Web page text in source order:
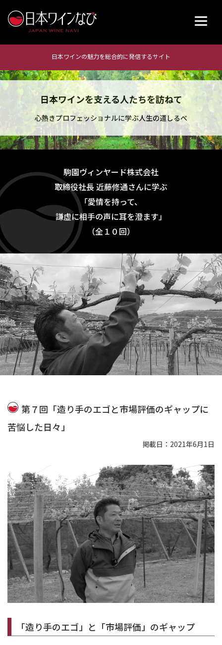
日本ワインの魅力を総合的に発信するサイト
日本ワインを支える人たちを訪ねて
心熱きプロフェッショナルに学ぶ人生の道しるべ
駒園ヴィンヤード株式会社
取締役社長 近藤修通さんに学ぶ
「愛情を持って、
謙虚に相手の声に耳を澄ます」
（全１０回）
第７回「造り手のエゴと市場評価のギャップに
苦悩した日々」
掲載日：2021年6月1日
「造り手のエゴ」と「市場評価」のギャップ